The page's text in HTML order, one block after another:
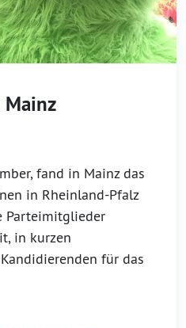
fand in Mainz das
in Rheinland-Pfalz
Parteimitglieder
in kurzen
für das